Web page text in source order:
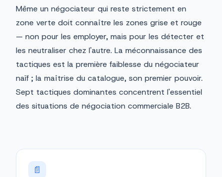
Même un négociateur qui reste strictement en
zone verte doit connaître les zones grise et rouge
— non pour les employer, mais pour les détecter et
les neutraliser chez l'autre. La méconnaissance des
tactiques est la première faiblesse du négociateur
naïf ; la maîtrise du catalogue, son premier pouvoir.
Sept tactiques dominantes concentrent l'essentiel
des situations de négociation commerciale B2B.
📄